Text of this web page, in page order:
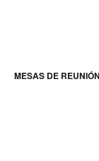
MESAS DE